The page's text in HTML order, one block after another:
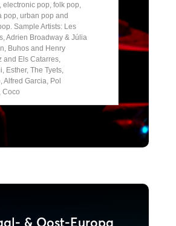
electronic pop, folk pop,
pop, urban pop and
Sample Artists: Les
Adrien Broadway & Júlia
Buhos and Henry
and Els Catarres,
Esther, The Tyets,
Alfred Garcia, Pol
Coco
& Oost-Europa